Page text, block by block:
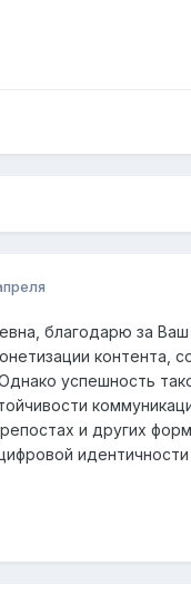
благодарю за
контента,
успешность
и других